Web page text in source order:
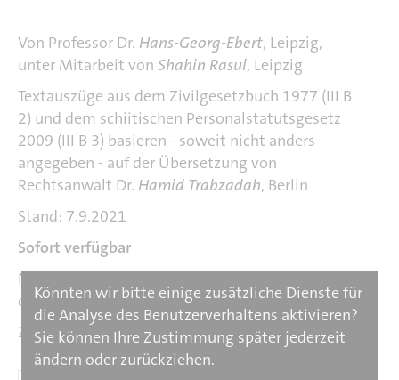
Von Professor Dr. Hans-Georg-Ebert, Leipzig,
unter Mitarbeit von Shahin Rasul, Leipzig
Textauszüge aus dem Zivilgesetzbuch 1977 (III B
2) und dem schiitischen Personalstatutsgesetz
2009 (III B 3) basieren - soweit nicht anders
angegeben - auf der Übersetzung von
Rechtsanwalt Dr. Hamid Trabzadah, Berlin
Stand: 7.9.2021
Sofort verfügbar
Nach dem Kauf des Länderberichts steht Ihnen
das PDF zum Download zur Verfügung.
Zurück zur Übersicht der Länderberichte
Könnten wir bitte einige zusätzliche Dienste für
die Analyse des Benutzerverhaltens aktivieren?
Sie können Ihre Zustimmung später jederzeit
ändern oder zurückziehen.